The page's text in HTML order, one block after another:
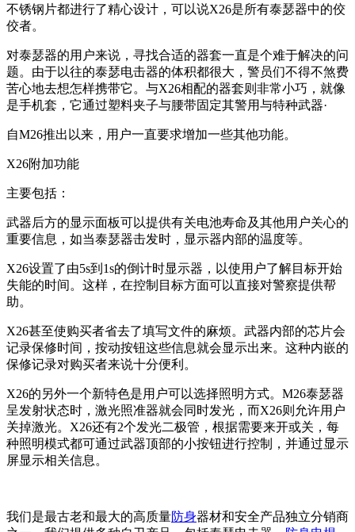
不锈钢片都进行了精心设计，可以说X26是所有泰瑟器中的佼
佼者。
对泰瑟器的用户来说，寻找合适的器套一直是个难于解决的问
题。由于以往的泰瑟电击器的体积都很大，警员们不得不煞费
苦心地去想怎样携带它。与X26相配的器套则非常小巧，就像
是手机套，它通过塑料夹子与腰带固定其警用与特种武器·
自M26推出以来，用户一直要求增加一些其他功能。
X26附加功能
主要包括：
武器后方的显示面板可以提供有关电池寿命及其他用户关心的
重要信息，如当泰瑟器击发时，显示器内部的温度等。
X26设置了由5s到1s的倒计时显示器，以使用户了解目标开始
失能的时间。这样，在控制目标方面可以直接对警察提供帮
助。
X26甚至使购买者省去了填写文件的麻烦。武器内部的芯片会
记录保修时间，按动按钮这些信息就会显示出来。这种内嵌的
保修记录对购买者来说十分便利。
X26的另外一个新特色是用户可以选择照明方式。M26泰瑟器
呈发射状态时，激光照准器就会同时发光，而X26则允许用户
关掉激光。X26还有2个发光二极管，根据需要来开或关，每
种照明模式都可通过武器顶部的小按钮进行控制，并通过显示
屏显示相关信息。
我们是最古老和最大的高质量防身器材和安全产品独立分销商